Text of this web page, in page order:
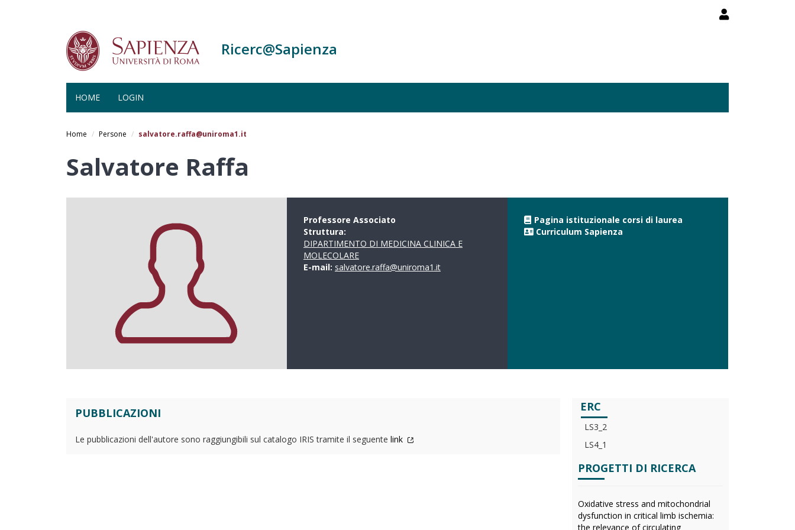
Ricerc@Sapienza
HOME LOGIN
Home Persone salvatore.raffa@uniroma1.it
Salvatore Raffa
Professore Associato
Struttura:
DIPARTIMENTO DI MEDICINA CLINICA E
MOLECOLARE
E-mail: salvatore.raffa@uniroma1.it
Pagina istituzionale corsi di laurea
Curriculum Sapienza
PUBBLICAZIONI
Le pubblicazioni dell'autore sono raggiungibili sul catalogo IRIS tramite il seguente link
ERC
LS3_2
LS4_1
PROGETTI DI RICERCA
Oxidative stress and mitochondrial
dysfunction in critical limb ischemia:
the relevance of circulating